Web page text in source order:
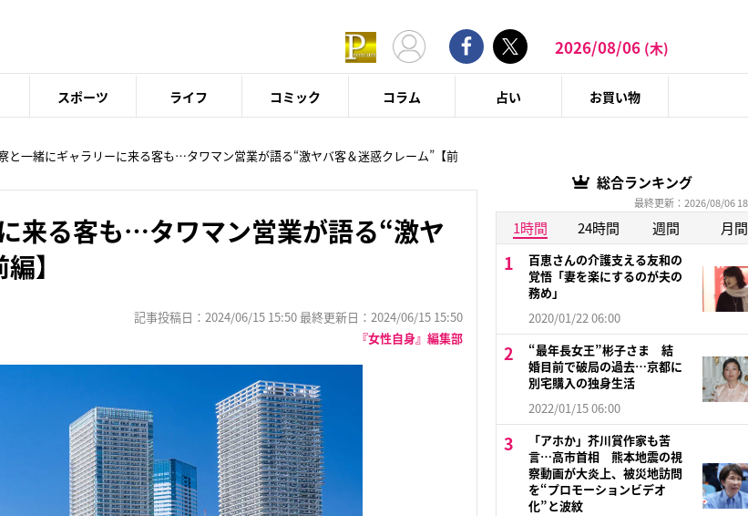
2026/08/06 (木)
スポーツ ライフ コミック コラム 占い お買い物
と一緒にギャラリーに来る客も…タワマン営業が語る“激ヤバ客＆迷惑クレーム”【前
来る客も…タワマン営業が語る“激ヤ
】
記事投稿日：2024/06/15 15:50 最終更新日：2024/06/15 15:50
『女性自身』編集部
総合ランキング
最終更新：2026/08/06
1時間 24時間 週間 月間
百恵さんの介護支える友和の
覚悟「妻を楽にするのが夫の
務め」
2020/01/22 06:00
“最年長女王”彬子さま 結
婚目前で破局の過去…京都に
別宅購入の独身生活
2022/01/15 06:00
「アホか」芥川賞作家も苦
言…高市首相 熊本地震の視
察動画が大炎上、被災地訪問
を“プロモーションビデオ
化”と波紋